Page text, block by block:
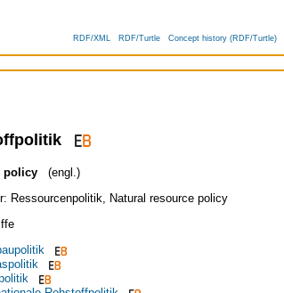
RDF/XML RDF/Turtle Concept history (RDF/Turtle)
policy
(engl.)
Ressourcenpolitik
Natural resource policy